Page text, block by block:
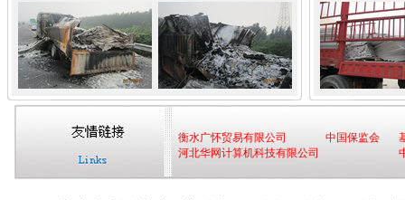
衡水广怀贸易有限公司 中国保监会
河北华网计算机科技有限公司